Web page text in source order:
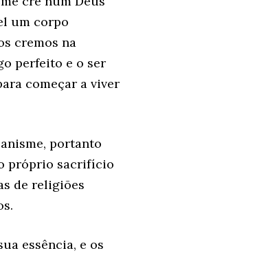
um corpo
cremos na
perfeito e o ser
começar a viver
portanto
próprio sacrifício
de religiões
essência, e os